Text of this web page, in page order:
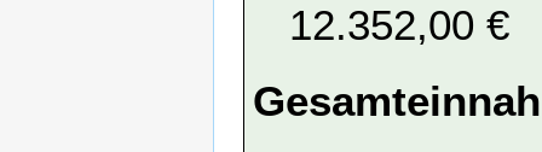
12.352,00 €